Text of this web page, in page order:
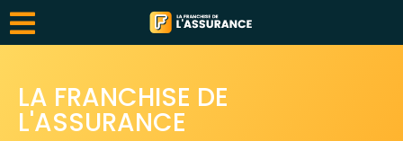
LA FRANCHISE DE
L'ASSURANCE